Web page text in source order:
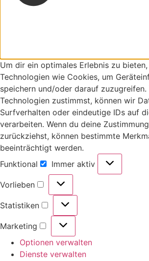
Um dir ein optimales Erlebnis zu
Technologien wie Cookies, um
speichern und/oder darauf zuzugreifen.
Technologien zustimmst, können wir
Surfverhalten oder eindeutige IDs auf
verarbeiten. Wenn du deine
zurückziehst, können bestimmte
beeinträchtigt werden.
Funktional
Immer aktiv
Vorlieben
Statistiken
Marketing
Optionen verwalten
Dienste verwalten